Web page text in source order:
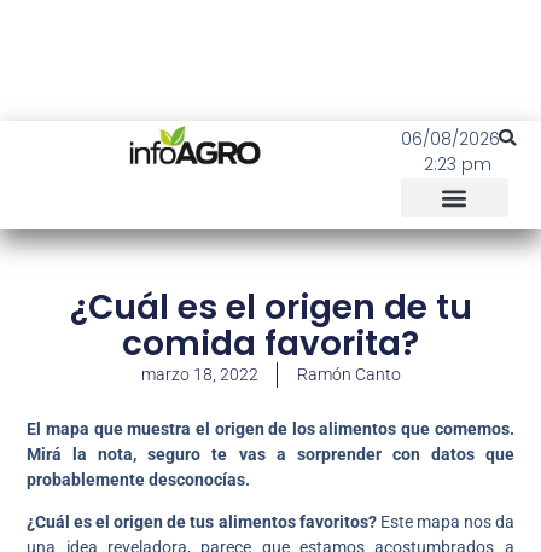
06/08/2026
2:23 pm
¿Cuál es el origen de tu
comida favorita?
marzo 18, 2022 Ramón Canto
El mapa que muestra el origen de los alimentos que comemos.
Mirá la nota, seguro te vas a sorprender con datos que
probablemente desconocías.
¿Cuál es el origen de tus alimentos favoritos? Este mapa nos da
una idea reveladora, parece que estamos acostumbrados a